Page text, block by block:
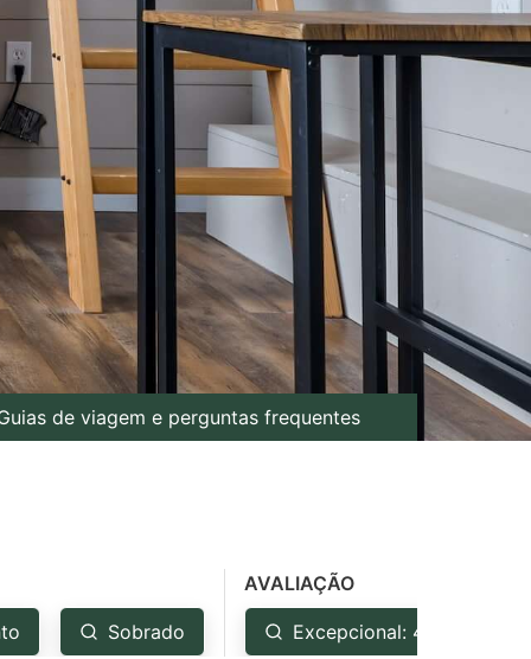
de viagem e perguntas frequentes
Sobrado
AVALIAÇÃO
Excepcional: 4.5+